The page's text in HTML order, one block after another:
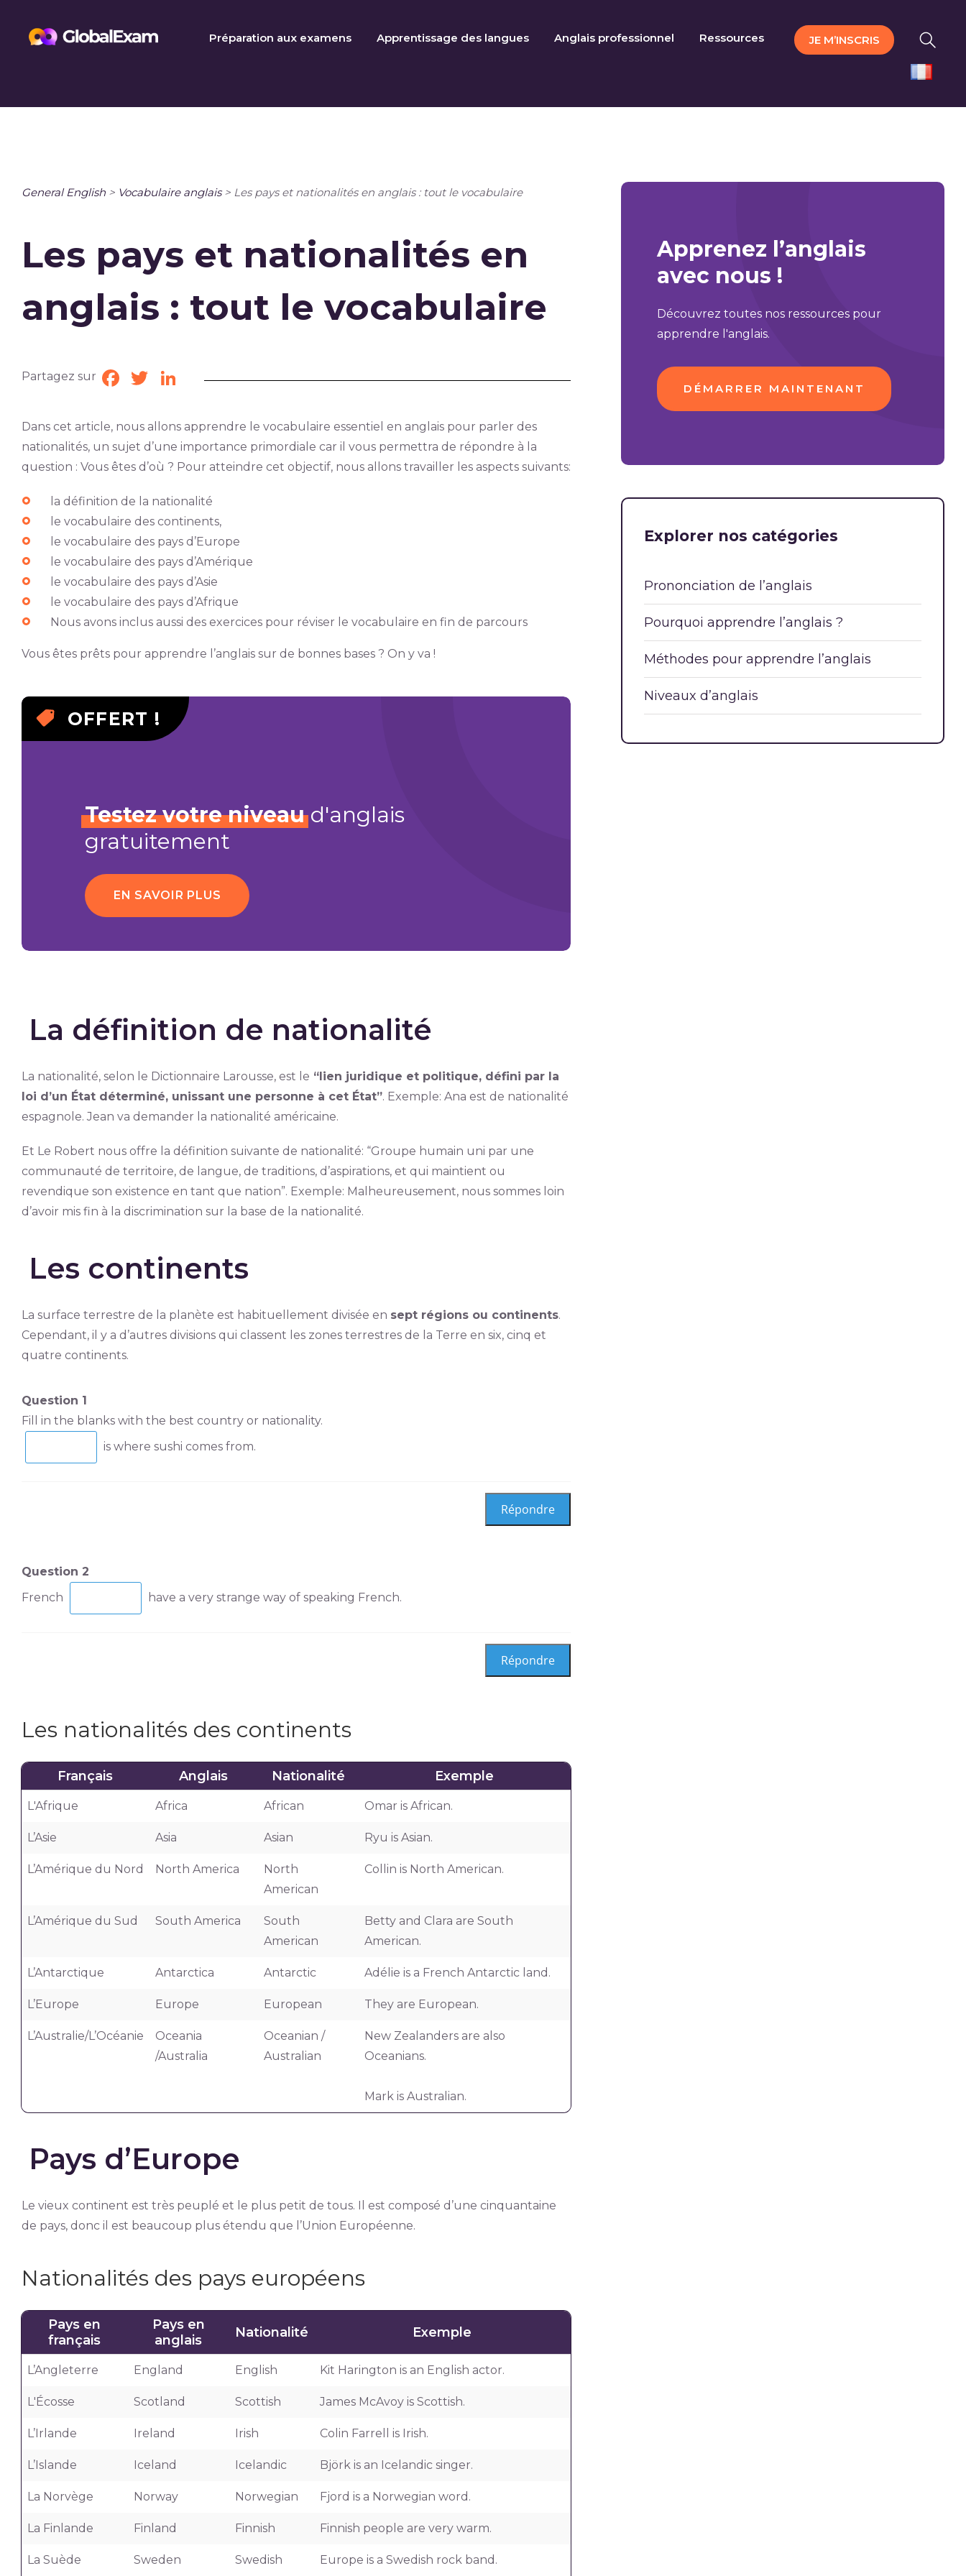
Préparation aux examens Apprentissage des langues Anglais professionnel Ressources JE M’INSCRIS
General English > Vocabulaire anglais> Les pays et nationalités en anglais : tout le vocabulaire
Les pays et nationalités en
anglais : tout le vocabulaire
Partagez sur Facebook
TwitterLinkedIn
Dans cet article, nous allons apprendre le vocabulaire essentiel en anglais pour parler des
nationalités, un sujet d’une importance primordiale car il vous permettra de répondre à la
question : Vous êtes d’où ? Pour atteindre cet objectif, nous allons travailler les aspects suivants:
la définition de la nationalité
le vocabulaire des continents,
le vocabulaire des pays d’Europe
le vocabulaire des pays d’Amérique
le vocabulaire des pays d’Asie
le vocabulaire des pays d’Afrique
Nous avons inclus aussi des exercices pour réviser le vocabulaire en fin de parcours
Vous êtes prêts pour apprendre l’anglais sur de bonnes bases ? On y va !
OFFERT !
Testez votre niveaud'anglais
gratuitement
EN SAVOIR PLUS
La définition de nationalité
La nationalité, selon le Dictionnaire Larousse, est le “lien juridique et politique, défini par la
loi d’un État déterminé, unissant une personne à cet État”. Exemple: Ana est de nationalité
espagnole. Jean va demander la nationalité américaine.
Et Le Robert nous offre la définition suivante de nationalité: “Groupe humain uni par une
communauté de territoire, de langue, de traditions, d’aspirations, et qui maintient ou
revendique son existence en tant que nation”. Exemple: Malheureusement, nous sommes loin
d’avoir mis fin à la discrimination sur la base de la nationalité.
Les continents
La surface terrestre de la planète est habituellement divisée en sept régions ou continents.
Cependant, il y a d’autres divisions qui classent les zones terrestres de la Terre en six, cinq et
quatre continents.
Question 1
Fill in the blanks with the best country or nationality.
is where sushi comes from.
Question 2
French
have a very strange way of speaking French.
Les nationalités des continents
Français Anglais Nationalité Exemple
L'Afrique Africa African Omar is African.
L’Asie Asia Asian Ryu is Asian.
L’Amérique du Nord North America
North
American
Collin is North American.
L’Amérique du Sud South America
South
American
Betty and Clara are South
American.
L’Antarctique Antarctica Antarctic Adélie is a French Antarctic land.
L’Europe Europe European They are European.
L’Australie/L’Océanie
Oceania
/Australia
Oceanian /
Australian
New Zealanders are also
Oceanians.
Mark is Australian.
Pays d’Europe
Le vieux continent est très peuplé et le plus petit de tous. Il est composé d’une cinquantaine
de pays, donc il est beaucoup plus étendu que l’Union Européenne.
Nationalités des pays européens
Pays en
français
Pays en
anglais
Nationalité Exemple
L’Angleterre England English Kit Harington is an English actor.
L'Écosse Scotland Scottish James McAvoy is Scottish.
L’Irlande Ireland Irish Colin Farrell is Irish.
L’Islande Iceland Icelandic Björk is an Icelandic singer.
La Norvège Norway Norwegian Fjord is a Norwegian word.
La Finlande Finland Finnish Finnish people are very warm.
La Suède Sweden Swedish Europe is a Swedish rock band.
Apprenez l’anglais
avec nous !
Découvrez toutes nos ressources pour
apprendre l'anglais.
DÉMARRER MAINTENANT
Explorer nos catégories
Prononciation de l’anglais
Pourquoi apprendre l’anglais ?
Méthodes pour apprendre l’anglais
Niveaux d’anglais